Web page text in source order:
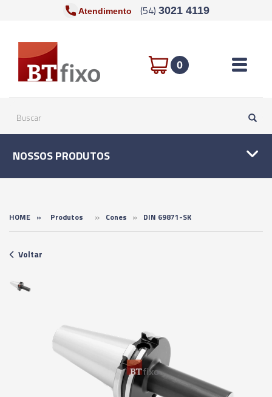
Atendimento (54) 3021 4119
0 Toggle
NOSSOS PRODUTOS
HOME » Produtos » Cones » DIN 69871-SK
Voltar